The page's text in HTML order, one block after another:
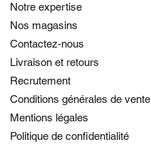
Notre expertise
Nos magasins
Contactez-nous
Livraison et retours
Recrutement
Conditions générales de vente
Mentions légales
Politique de confidentialité